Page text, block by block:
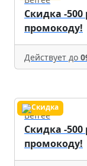
Скидка -500
промокоду!
Действует до
Befree
Скидка -500
промокоду!